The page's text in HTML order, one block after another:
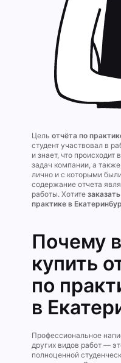
Цель отчёта по
студент участвовал в
и знает, что
задач компании, а
лично и с которыми
содержание отчета
работы. Хотите заказать
практике в
Почему
купить
по
в
Профессиональное
других видов работ —
полноценной